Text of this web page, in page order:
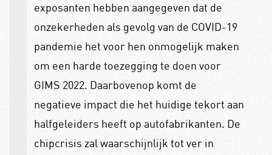
exposanten hebben aangegeven dat de
onzekerheden als gevolg van de COVID-19
pandemie het voor hen onmogelijk maken
om een harde toezegging te doen voor
GIMS 2022. Daarbovenop komt de
negatieve impact die het huidige tekort aan
halfgeleiders heeft op autofabrikanten. De
chipcrisis zal waarschijnlijk tot ver in